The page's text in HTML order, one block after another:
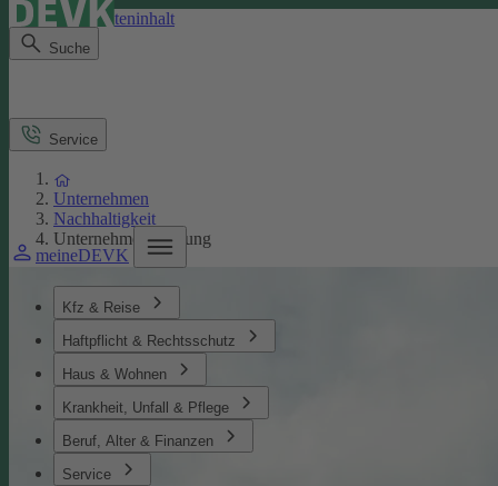
Direkt zum Seiteninhalt
Suche
meineDEVK
Kfz & Reise
Haftpflicht & Rechtsschutz
Haus & Wohnen
Krankheit, Unfall & Pflege
Beruf, Alter & Finanzen
Service
Service
Unternehmen
Nachhaltigkeit
Unternehmensführung